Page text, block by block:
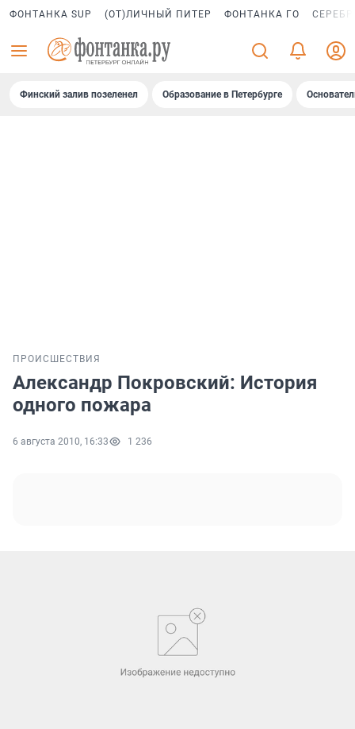
ФОНТАНКА SUP (ОТ)ЛИЧНЫЙ ПИТЕР ФОНТАНКА ГО
Финский залив позеленел Образование в Петербурге
ПРОИСШЕСТВИЯ
Алекcандр Покровский: История
одного пожара
6 августа 2010, 16:33 1 236